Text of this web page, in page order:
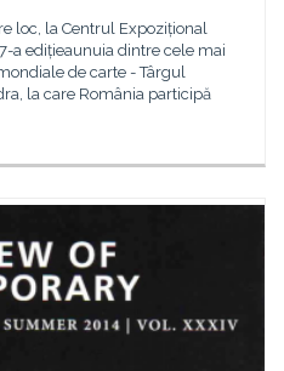
loc, la Centrul Expozițional
a edițieaunuia dintre cele mai
de carte - Târgul
la care România participă